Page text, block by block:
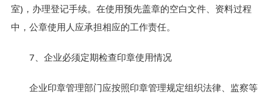
室)，办理登记手续。在使用预先盖章的空白文件、资料过程
中，公章使用人应承担相应的工作责任。
7、企业必须定期检查印章使用情况
企业印章管理部门应按照印章管理规定组织法律、监察等